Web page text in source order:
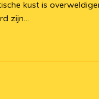
kust is
zijn...